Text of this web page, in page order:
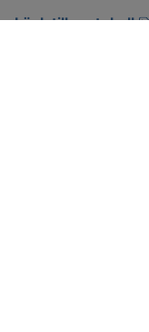
Länk till protokoll